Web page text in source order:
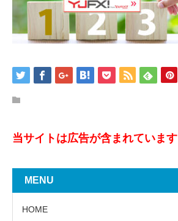
当サイトは広告が含まれています
MENU
HOME